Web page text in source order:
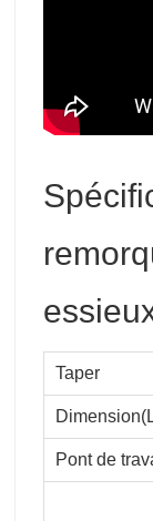
Taper
Pont de